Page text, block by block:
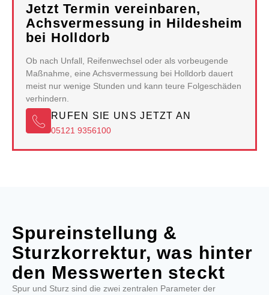
Jetzt Termin vereinbaren,
Achsvermessung in Hildesheim
bei Holldorb
Ob nach Unfall, Reifenwechsel oder als vorbeugende
Maßnahme, eine Achsvermessung bei Holldorb dauert
meist nur wenige Stunden und kann teure Folgeschäden
verhindern.
RUFEN SIE UNS JETZT AN
05121 9356100
Spureinstellung &
Sturzkorrektur, was hinter
den Messwerten steckt
Spur und Sturz sind die zwei zentralen Parameter der